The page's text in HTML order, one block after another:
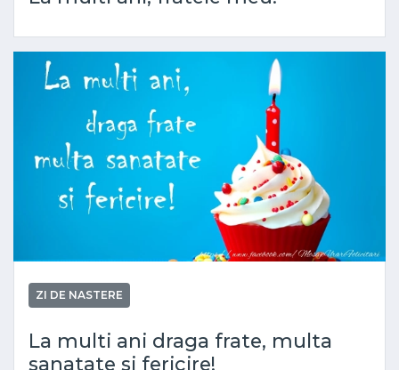
ZI DE NASTERE
La multi ani draga frate, multa
sanatate si fericire!